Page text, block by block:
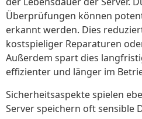
Überprüfungen können
erkannt werden. Dies
kostspieliger Reparaturen
Außerdem spart dies
effizienter und länger im
Sicherheitsaspekte spielen
Server speichern oft sensible